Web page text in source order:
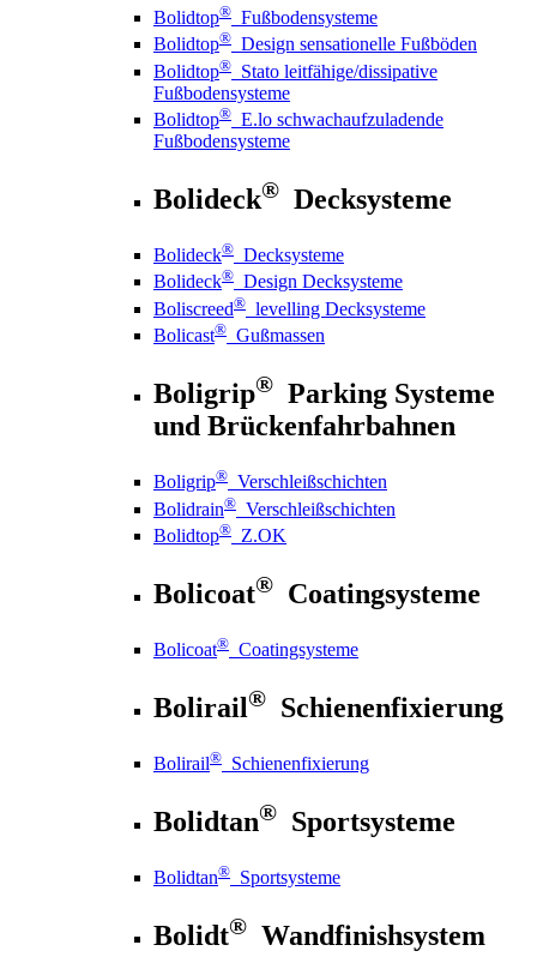
Bolidtop® Fußbodensysteme
Bolidtop® Design sensationelle Fußböden
Bolidtop® Stato leitfähige/dissipative
Fußbodensysteme
Bolidtop® E.lo schwachaufzuladende
Fußbodensysteme
Bolideck® Decksysteme
Bolideck® Decksysteme
Bolideck® Design Decksysteme
Boliscreed® levelling Decksysteme
Bolicast® Gußmassen
Boligrip® Parking Systeme
und Brückenfahrbahnen
Boligrip® Verschleißschichten
Bolidrain® Verschleißschichten
Bolidtop® Z.OK
Bolicoat® Coatingsysteme
Bolicoat® Coatingsysteme
Bolirail® Schienenfixierung
Bolirail® Schienenfixierung
Bolidtan® Sportsysteme
Bolidtan® Sportsysteme
Bolidt® Wandfinishsystem